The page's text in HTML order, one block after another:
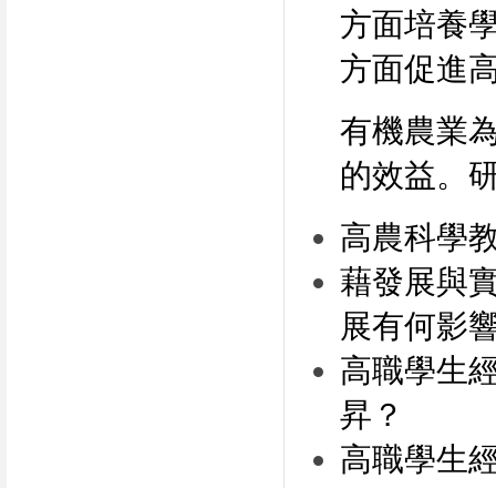
方面培養
方面促進
有機農業
的效益。
高農科學
藉發展與
展有何影
高職學生
昇？
高職學生